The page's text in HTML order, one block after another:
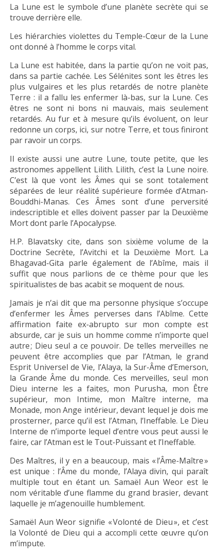
La Lune est le symbole d’une planète secrète qui se
trouve derrière elle.
Les hiérarchies violettes du Temple-Cœur de la Lune
ont donné à l’homme le corps vital.
La Lune est habitée, dans la partie qu’on ne voit pas,
dans sa partie cachée. Les Sélénites sont les êtres les
plus vulgaires et les plus retardés de notre planète
Terre : il a fallu les enfermer là-bas, sur la Lune. Ces
êtres ne sont ni bons ni mauvais, mais seulement
retardés. Au fur et à mesure qu’ils évoluent, on leur
redonne un corps, ici, sur notre Terre, et tous finiront
par ravoir un corps.
Il existe aussi une autre Lune, toute petite, que les
astronomes appellent Lilith. Lilith, c’est la Lune noire.
C’est là que vont les Âmes qui se sont totalement
séparées de leur réalité supérieure formée d’Atman-
Bouddhi-Manas. Ces Âmes sont d’une perversité
indescriptible et elles doivent passer par la Deuxième
Mort dont parle l’Apocalypse.
H.P. Blavatsky cite, dans son sixième volume de la
Doctrine Secrète, l’Avitchi et la Deuxième Mort. La
Bhagavad-Gita parle également de l’Abîme, mais il
suffit que nous parlions de ce thème pour que les
spiritualistes de bas acabit se moquent de nous.
Jamais je n’ai dit que ma personne physique s’occupe
d’enfermer les Âmes perverses dans l’Abîme. Cette
affirmation faite ex-abrupto sur mon compte est
absurde, car je suis un homme comme n’importe quel
autre ; Dieu seul a ce pouvoir. De telles merveilles ne
peuvent être accomplies que par l’Atman, le grand
Esprit Universel de Vie, l’Alaya, la Sur-Âme d’Emerson,
la Grande Âme du monde. Ces merveilles, seul mon
Dieu interne les a faites, mon Purusha, mon Être
supérieur, mon Intime, mon Maître interne, ma
Monade, mon Ange intérieur, devant lequel je dois me
prosterner, parce qu’il est l’Atman, l’Ineffable. Le Dieu
Interne de n’importe lequel d’entre vous peut aussi le
faire, car l’Atman est le Tout-Puissant et l’Ineffable.
Des Maîtres, il y en a beaucoup, mais « l’Âme-Maître »
est unique : l’Âme du monde, l’Alaya divin, qui paraît
multiple tout en étant un. Samaël Aun Weor est le
nom véritable d’une flamme du grand brasier, devant
laquelle je m’agenouille humblement.
Samaël Aun Weor signifie « Volonté de Dieu », et c’est
la Volonté de Dieu qui a accompli cette œuvre qu’on
m’impute.